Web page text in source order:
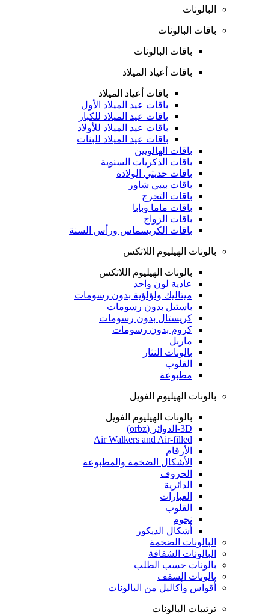
البالونات
باقات البالونات
باقات البالونات
باقات أعياد الميلاد
باقات أعياد الميلاد
باقات عيد الميلاد الأول
باقات عيد الميلاد للكبار
باقات عيد الميلاد للأولاد
باقات عيد الميلاد للبنات
باقات الهالويين
باقات الذكريات السنوية
باقات حديثي الولادة
باقات بيبي شاور
باقات التخرج
باقات ماما وبابا
باقات الزواج
باقات الكريسماس ورأس السنة
بالونات الهيليوم اللاتكس
بالونات الهيليوم اللاتكس
عادية لون واحد
ميتاليك ولؤلؤية بدون رسومات
باستيل بدون رسومات
كريستال بدون رسومات
كروم بدون رسومات
ماربل
بالونات النثار
القلوب
مطبوعة
بالونات الهيليوم الفويل
بالونات الهيليوم الفويل
3D-الدوائر (orbz)
Air Walkers and Air-filled
الأرقام
الأشكال الضخمة والمطبوعة
الحروف
الدائرية
العبارات
القلوب
نجوم
أشكال الديكور
البالونات الضخمة
البالونات الشفافة
بالونات حسب الطلب
بالونات السقف
أقواس وأكاليل من البالونات
ترتيبات البالونات